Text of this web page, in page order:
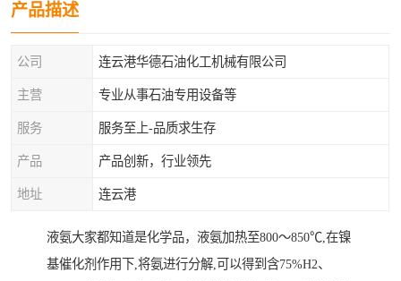
产品描述
公司 连云港华德石油化工机械有限公司
主营 专业从事石油专用设备等
服务 服务至上-品质求生存
产品 产品创新，行业领先
地址 连云港
液氨大家都知道是化学品，液氨加热至800～850℃,在镍
基催化剂作用下,将氨进行分解,可以得到含75%H2、